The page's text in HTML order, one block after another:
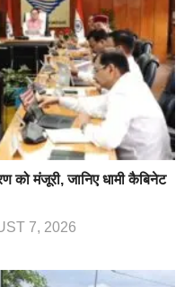
को मंजूरी, जानिए धामी कैबिनेट
7, 2026